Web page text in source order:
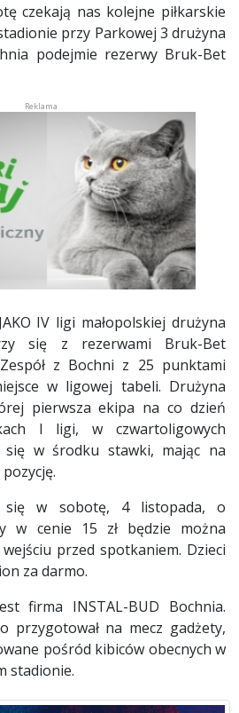
czekają nas kolejne piłkarskie
przy Parkowej 3 drużyna
podejmie rezerwy Bruk-Bet
IV ligi małopolskiej drużyna
się z rezerwami Bruk-Bet
z Bochni z 25 punktami
w ligowej tabeli. Drużyna
pierwsza ekipa na co dzień
I ligi, w czwartoligowych
się w środku stawki, mając na
pozycję.
się w sobotę, 4 listopada, o
w cenie 15 zł będzie można
przed spotkaniem. Dzieci
za darmo.
firma INSTAL-BUD Bochnia.
przygotował na mecz gadżety,
pośród kibiców obecnych w
stadionie.